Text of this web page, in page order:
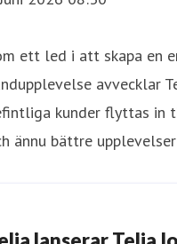
ett led i att skapa en
avvecklar
kunder flyttas in
ännu bättre